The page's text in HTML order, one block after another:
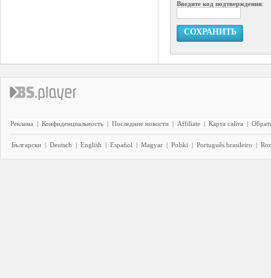
Введите код подтверждения:
СОХРАНИТЬ
Реклама | Конфиденциальность | Последние новости | Affiliate | Карта сайта |
Български | Deutsch | English | Español | Magyar | Polski | Português brasileiro |